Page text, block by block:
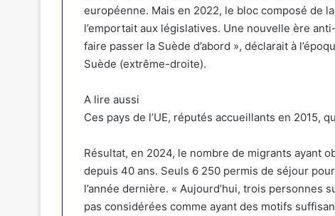
européenne. Mais en 2022, le bloc composé de
l’emportait aux législatives. Une nouvelle ère
faire passer la Suède d’abord », déclarait à
Suède (extrême-droite).
A lire aussi
Ces pays de l’UE, réputés accueillants en 2015,
Résultat, en 2024, le nombre de migrants ayant
depuis 40 ans. Seuls 6 250 permis de séjour
l’année dernière. « Aujourd’hui, trois personnes
pas considérées comme ayant des motifs